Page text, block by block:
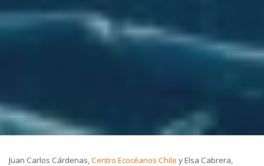
Juan Carlos Cárdenas,Centro Ecocéanos Chile y Elsa Cabrera,